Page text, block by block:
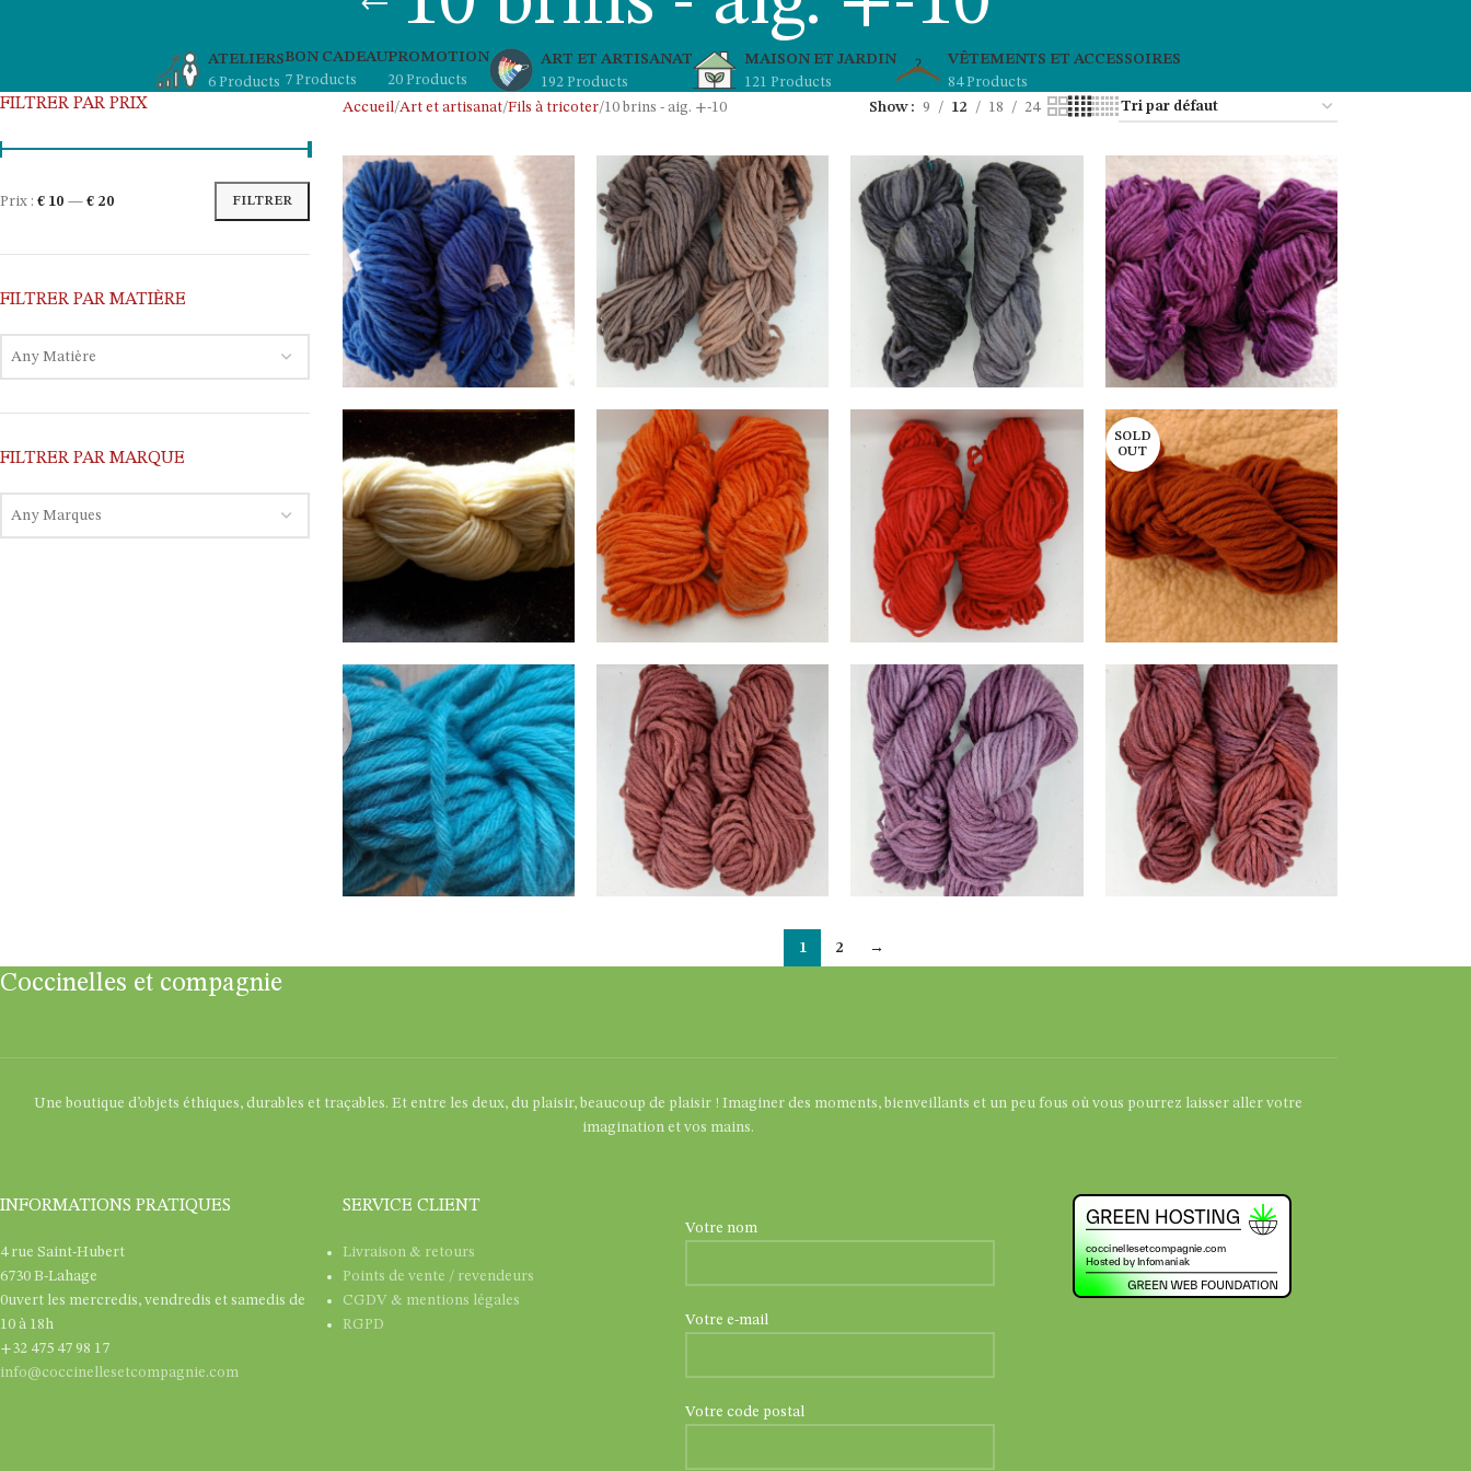
ATELIERS
6 Products
BON CADEAU
7 Products
PROMOTION
20 Products
ART ET ARTISANAT
192 Products
MAISON ET JARDIN
121 Products
VÊTEMENTS ET ACCESSOIRES
84 Products
FILTRER PAR PRIX
FILTRER
Prix : € 10 — € 20
FILTRER PAR MATIÈRE
Any Matière
FILTRER PAR MARQUE
Any Marques
Accueil Art et artisanat Fils à tricoter 10 brins - aig. +-10 Show 9 12 18 24
SOLD
OUT
1 2 →
Coccinelles et compagnie
Une boutique d’objets éthiques, durables et traçables. Et entre les deux, du plaisir, beaucoup de plaisir ! Imaginer des moments, bienveillants et un peu fous où vous pourrez laisser aller votre
imagination et vos mains.
INFORMATIONS PRATIQUES
4 rue Saint-Hubert
6730 B-Lahage
0uvert les mercredis, vendredis et samedis de
10 à 18h
+32 475 47 98 17
info@coccinellesetcompagnie.com
SERVICE CLIENT
Livraison & retours
Points de vente / revendeurs
CGDV & mentions légales
RGPD
Votre nom
Votre e-mail
Votre code postal